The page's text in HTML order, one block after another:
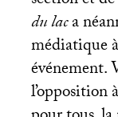
du laca
médiatique
événement.
l’opposition